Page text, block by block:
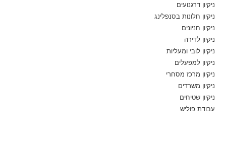
ניקיון דרגנועים
ניקיון חלונות בסנפלינג
ניקיון חניונים
ניקיון לדירה
ניקיון לובי ומעליות
ניקיון למפעלים
ניקיון מרכז מסחרי
ניקיון משרדים
ניקיון שטיחים
עבודת פוליש